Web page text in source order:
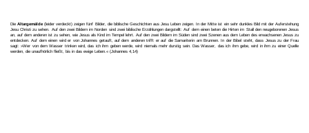
DieAltargemälde (leider verdeckt) zeigen fünf Bilder, die biblische Geschichten aus Jesu Leben zeigen. In der Mitte ist ein sehr dunkles Bild mit der Auferstehung
Jesu Christi zu sehen. Auf den zwei Bildern im Norden sind zwei biblische Erzählungen dargstellt: Auf dem einen beten die Hirten im Stall den neugeborenen Jesus
an, auf dem anderen ist zu sehen, wie Jesus als Kind im Tempel lehrt. Auf den zwei Bildern im Süden sind zwei Szenen aus dem Leben des erwachsenen Jesus zu
entdecken. Auf dem einen wird er von Johannes getauft, auf dem anderen trifft er auf die Samariterin am Brunnen. In der Bibel steht, dass Jesus zu der Frau
sagt: »Wer von dem Wasser trinken wird, das ich ihm geben werde, wird niemals mehr durstig sein. Das Wasser, das ich ihm gebe, wird in ihm zu einer Quelle
werden, die unaufhörlich fließt, bis in das ewige Leben.« (Johannes 4,14)